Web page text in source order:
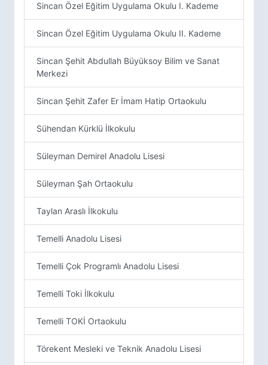
Sincan Özel Eğitim Uygulama Okulu I. Kademe
Sincan Özel Eğitim Uygulama Okulu II. Kademe
Sincan Şehit Abdullah Büyüksoy Bilim ve Sanat
Merkezi
Sincan Şehit Zafer Er İmam Hatip Ortaokulu
Sühendan Kürklü İlkokulu
Süleyman Demirel Anadolu Lisesi
Süleyman Şah Ortaokulu
Taylan Araslı İlkokulu
Temelli Anadolu Lisesi
Temelli Çok Programlı Anadolu Lisesi
Temelli Toki İlkokulu
Temelli TOKİ Ortaokulu
Törekent Mesleki ve Teknik Anadolu Lisesi